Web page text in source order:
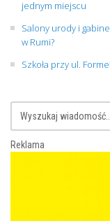
jednym miejscu
Salony urody i
w Rumi?
Szkoła przy ul.
Reklama